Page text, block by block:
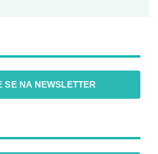
SE NA NEWSLETTER